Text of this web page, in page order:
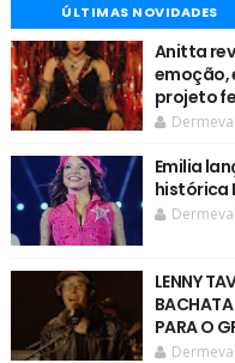
ÚLTIMAS NOVIDADES
Anitta
emoção,
projeto
Emilia
histórica
LENNY
BACHATA
PARA O